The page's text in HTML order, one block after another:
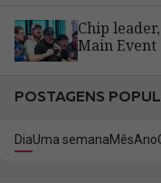
Chip
Main Event
POSTAGENS
DiaUma semanaMêsAno